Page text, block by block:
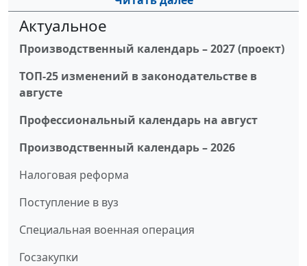
Актуальное
Производственный календарь – 2027 (проект)
ТОП-25 изменений в законодательстве в
августе
Профессиональный календарь на август
Производственный календарь – 2026
Налоговая реформа
Поступление в вуз
Специальная военная операция
Госзакупки